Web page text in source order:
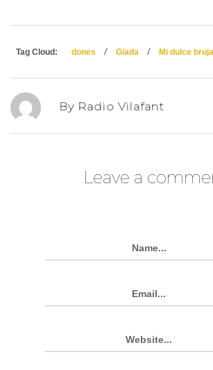
Tag Cloud: dones / Giada / Mi dulce bruja
By Radio Vilafant
Leave a